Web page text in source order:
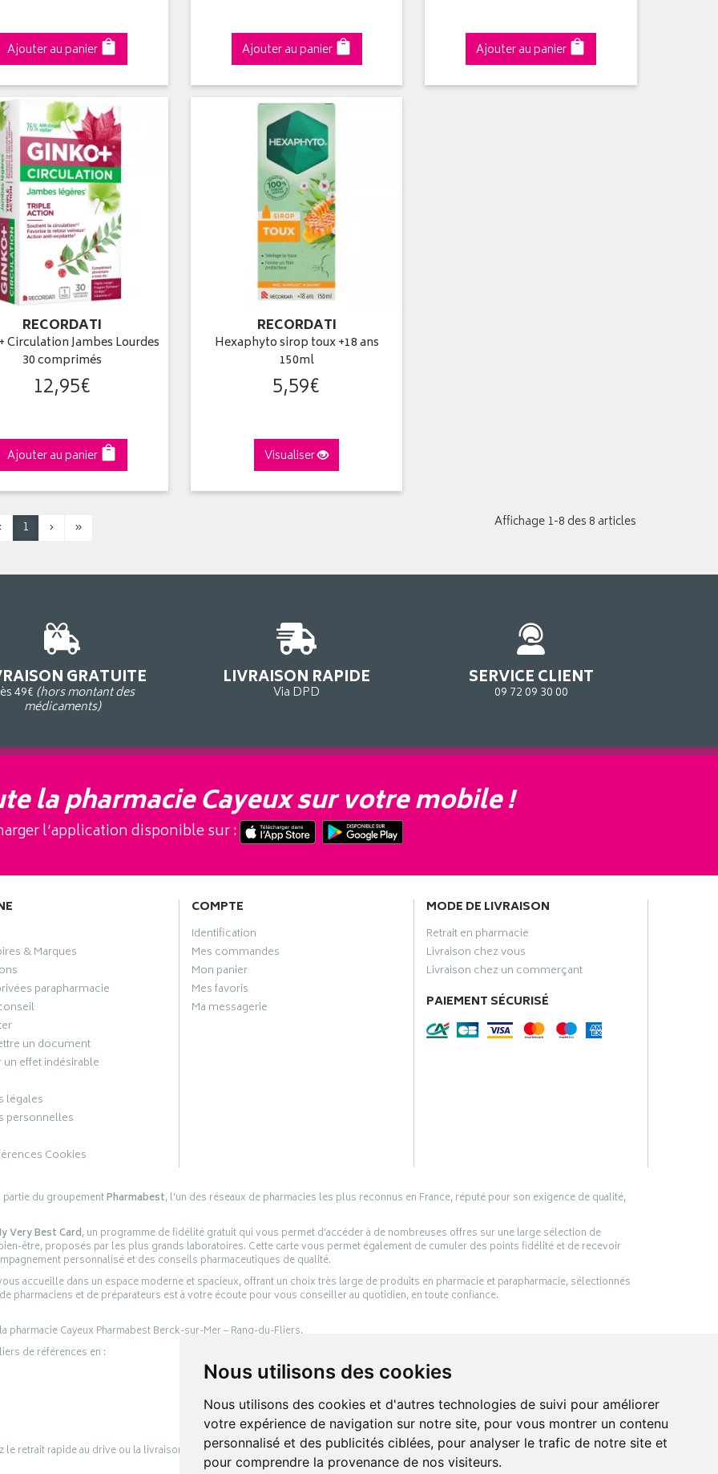
Nous utilisons des cookies
Nous utilisons des cookies et d'autres technologies de suivi pour améliorer
votre expérience de navigation sur notre site, pour vous montrer un contenu
personnalisé et des publicités ciblées, pour analyser le trafic de notre site et
pour comprendre la provenance de nos visiteurs.
Ajouter au panier Ajouter au panier Ajouter au panier
RECORDATI
Circulation Jambes Lourdes
30 comprimés
12,95€
Ajouter au panier
RECORDATI
Hexaphyto sirop toux +18 ans
150ml
5,59€
Visualiser
1 › » Affichage 1-8 des 8 articles
GRATUITE
49€ (hors montant des
médicaments)
LIVRAISON RAPIDE
Via DPD
SERVICE CLIENT
09 72 09 30 00
la pharmacie Cayeux sur votre mobile !
l’application disponible sur :
& Marques
parapharmacie
un document
effet indésirable
légales
personnelles
Cookies
COMPTE
Identification
Mes commandes
Mon panier
Mes favoris
Ma messagerie
MODE DE LIVRAISON
Retrait en pharmacie
Livraison chez vous
Livraison chez un commerçant
PAIEMENT SÉCURISÉ
du groupementPharmabest, l’un des réseaux de pharmacies les plus reconnus en France, réputé pour son exigence de qualité,
Very Best Card, un programme de fidélité gratuit qui vous permet d’accéder à de nombreuses offres sur une large sélection de
être, proposés par les plus grands laboratoires. Cette carte vous permet également de cumuler des points fidélité et de recevoir
personnalisé et des conseils pharmaceutiques de qualité.
accueille dans un espace moderne et spacieux, offrant un choix très large de produits en pharmacie et parapharmacie, sélectionnés
pharmaciens et de préparateurs est à votre écoute pour vous conseiller au quotidien, en toute confiance.
Cayeux Pharmabest Berck-sur-Mer – Rang-du-Fliers.
de références en :
retrait rapide au drive ou la livraison à domicile, en toute simplicité.